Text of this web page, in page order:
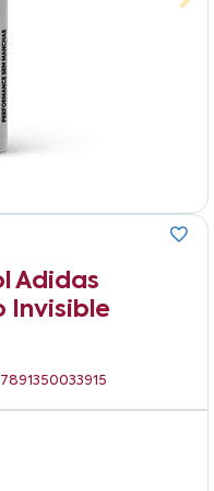
Adidas
Invisible